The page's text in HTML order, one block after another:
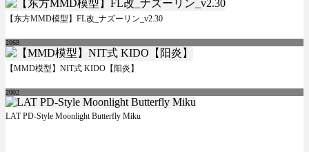
【东方MMD模型】FL改_ナズーリン_v2.30
2068
【MMD模型】NIT式 KIDO【阳炎】
2002
LAT PD-Style Moonlight Butterfly Miku